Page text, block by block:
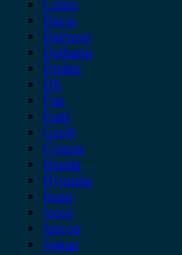
Cupra
Dacia
Daewoo
Daihatsu
Dodge
DS
Fiat
Ford
Geely
Gonow
Honda
Hyundai
Isuzu
iveco
Jaecoo
Jaguar